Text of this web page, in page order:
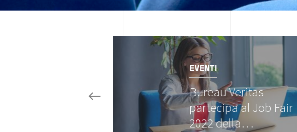
EVENTI
Bureau Veritas
partecipa al Job Fair
2022 della…